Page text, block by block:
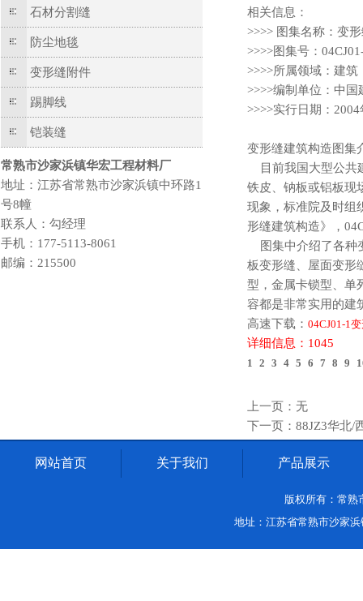
石材分割缝
防尘地毯
变形缝附件
踢脚线
铠装缝
常熟市沙家浜镇华宏工程材料厂
地址：江苏省常熟市沙家浜镇中环路1
号8幢
联系人：勾经理
手机：177-5113-8061
邮编：215500
相关信息：
>>>> 图集名称：变
>>>>图集号：
>>>>所属领域：建筑
>>>>编制单位：中
>>>>实行日期：
变形缝建筑构造图集
目前我国大型公共
铁皮、钠板或铝板现
现象，标准院及时组
形缝建筑构造》，
图集中介绍了各种
板变形缝、屋面变形
型，金属卡锁型、单
容都是非常实用的建
高速下载： 04CJ01-1
详细信息：1045
1 2 3 4 5 6 7 8 9
上一页：无
下一页：88JZ3华北/
网站首页 关于我们 产品展示
版权所有：常
地址：江苏省常熟市沙家